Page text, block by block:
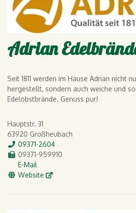
Adrian
Seit 1811 werden im Hause Adrian nicht
hergestellt, sondern auch weiche und
Edelobstbrände. Genuss pur!
Hauptstr. 31
63920 Großheubach
Tel.
09371-2604
Fax
09371-959910
E-Mail
E-Mail
WWW
Website